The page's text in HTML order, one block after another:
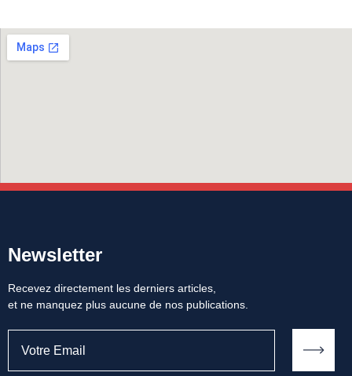
Newsletter
Recevez directement les derniers articles,
et ne manquez plus aucune de nos publications.